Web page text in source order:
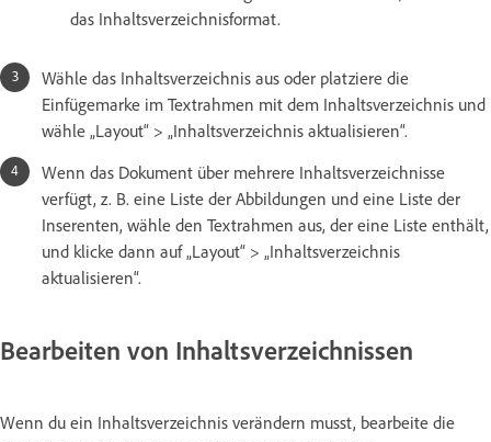
das Inhaltsverzeichnisformat.
Wähle das Inhaltsverzeichnis aus oder platziere die
Einfügemarke im Textrahmen mit dem Inhaltsverzeichnis und
wähle „Layout“ > „Inhaltsverzeichnis aktualisieren“.
Wenn das Dokument über mehrere Inhaltsverzeichnisse
verfügt, z. B. eine Liste der Abbildungen und eine Liste der
Inserenten, wähle den Textrahmen aus, der eine Liste enthält,
und klicke dann auf „Layout“ > „Inhaltsverzeichnis
aktualisieren“.
Bearbeiten von Inhaltsverzeichnissen
Wenn du ein Inhaltsverzeichnis verändern musst, bearbeite die